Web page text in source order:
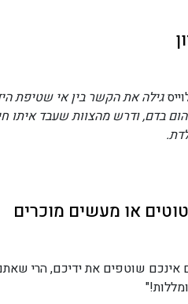
גילה את הקשר בין אי שטיפת
בדם, ודרש מהצוות שעבד איתו
או מעשים מוכרים
אינכם שוטפים את ידיכם, הרי